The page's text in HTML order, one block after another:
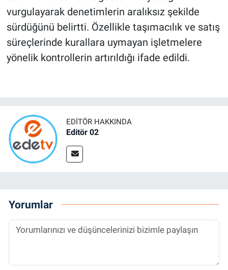
vurgulayarak denetimlerin aralıksız şekilde
sürdüğünü belirtti. Özellikle taşımacılık ve satış
süreçlerinde kurallara uymayan işletmelere
yönelik kontrollerin artırıldığı ifade edildi.
EDITÖR HAKKINDA
Editör 02
Yorumlar